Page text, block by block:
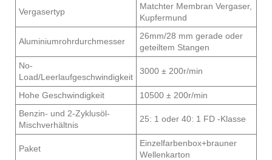
Vergasertyp
Matchter Membran Vergaser,
Kupfermund
Aluminiumrohrdurchmesser
26mm/28 mm gerade oder
geteiltem Stangen
No-
Load/Leerlaufgeschwindigkeit
3000 ± 200r/min
Hohe Geschwindigkeit
10500 ± 200r/min
Benzin- und 2-Zyklusöl-
Mischverhältnis
25: 1 oder 40: 1 FD -Klasse
Paket
Einzelfarbenbox+brauner
Wellenkarton